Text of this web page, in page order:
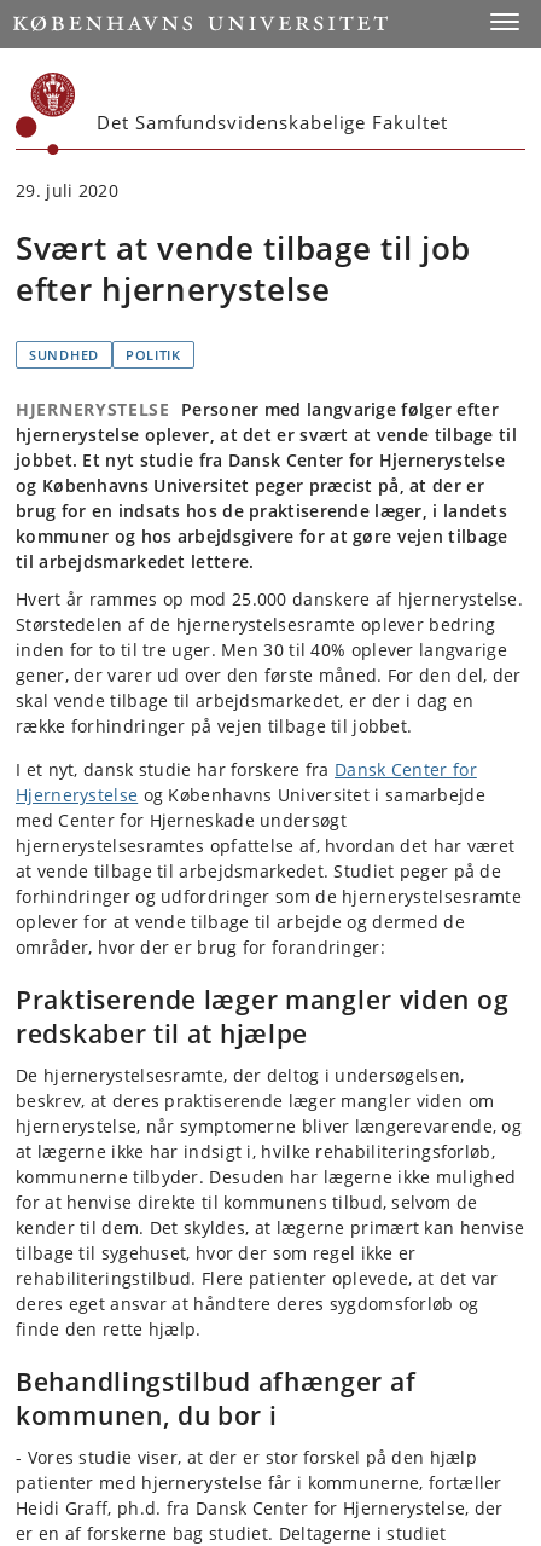
Start
Det Samfundsvidenskabelige Fakultet
29. juli 2020
Svært at vende tilbage til job
efter hjernerystelse
SUNDHED POLITIK
HJERNERYSTELSE
Personer med langvarige følger efter
hjernerystelse oplever, at det er svært at vende tilbage til
jobbet. Et nyt studie fra Dansk Center for Hjernerystelse
og Københavns Universitet peger præcist på, at der er
brug for en indsats hos de praktiserende læger, i landets
kommuner og hos arbejdsgivere for at gøre vejen tilbage
til arbejdsmarkedet lettere.
Hvert år rammes op mod 25.000 danskere af hjernerystelse.
Størstedelen af de hjernerystelsesramte oplever bedring
inden for to til tre uger. Men 30 til 40% oplever langvarige
gener, der varer ud over den første måned. For den del, der
skal vende tilbage til arbejdsmarkedet, er der i dag en
række forhindringer på vejen tilbage til jobbet.
I et nyt, dansk studie har forskere fra Dansk Center for
Hjernerystelse og Københavns Universitet i samarbejde
med Center for Hjerneskade undersøgt
hjernerystelsesramtes opfattelse af, hvordan det har været
at vende tilbage til arbejdsmarkedet. Studiet peger på de
forhindringer og udfordringer som de hjernerystelsesramte
oplever for at vende tilbage til arbejde og dermed de
områder, hvor der er brug for forandringer:
Praktiserende læger mangler viden og
redskaber til at hjælpe
De hjernerystelsesramte, der deltog i undersøgelsen,
beskrev, at deres praktiserende læger mangler viden om
hjernerystelse, når symptomerne bliver længerevarende, og
at lægerne ikke har indsigt i, hvilke rehabiliteringsforløb,
kommunerne tilbyder. Desuden har lægerne ikke mulighed
for at henvise direkte til kommunens tilbud, selvom de
kender til dem. Det skyldes, at lægerne primært kan henvise
tilbage til sygehuset, hvor der som regel ikke er
rehabiliteringstilbud. Flere patienter oplevede, at det var
deres eget ansvar at håndtere deres sygdomsforløb og
finde den rette hjælp.
Behandlingstilbud afhænger af
kommunen, du bor i
- Vores studie viser, at der er stor forskel på den hjælp
patienter med hjernerystelse får i kommunerne, fortæller
Heidi Graff, ph.d. fra Dansk Center for Hjernerystelse, der
er en af forskerne bag studiet. Deltagerne i studiet